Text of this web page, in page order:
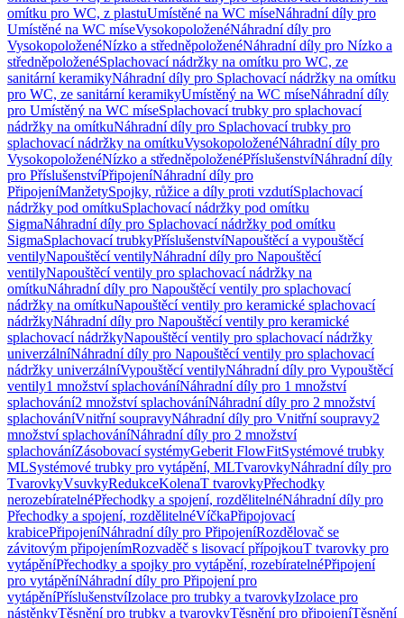
omítku pro WC, z plastuUmístěné na WC míseNáhradní díly pro
Umístěné na WC míseVysokopoloženéNáhradní díly pro
VysokopoloženéNízko a středněpoloženéNáhradní díly pro Nízko a
středněpoloženéSplachovací nádržky na omítku pro WC, ze
sanitární keramikyNáhradní díly pro Splachovací nádržky na omítku
pro WC, ze sanitární keramikyUmístěný na WC míseNáhradní díly
pro Umístěný na WC míseSplachovací trubky pro splachovací
nádržky na omítkuNáhradní díly pro Splachovací trubky pro
splachovací nádržky na omítkuVysokopoloženéNáhradní díly pro
VysokopoloženéNízko a středněpoloženéPříslušenstvíNáhradní díly
pro PříslušenstvíPřipojeníNáhradní díly pro
PřipojeníManžetySpojky, růžice a díly proti vzdutíSplachovací
nádržky pod omítkuSplachovací nádržky pod omítku
SigmaNáhradní díly pro Splachovací nádržky pod omítku
SigmaSplachovací trubkyPříslušenstvíNapouštěcí a vypouštěcí
ventilyNapouštěcí ventilyNáhradní díly pro Napouštěcí
ventilyNapouštěcí ventily pro splachovací nádržky na
omítkuNáhradní díly pro Napouštěcí ventily pro splachovací
nádržky na omítkuNapouštěcí ventily pro keramické splachovací
nádržkyNáhradní díly pro Napouštěcí ventily pro keramické
splachovací nádržkyNapouštěcí ventily pro splachovací nádržky
univerzálníNáhradní díly pro Napouštěcí ventily pro splachovací
nádržky univerzálníVypouštěcí ventilyNáhradní díly pro Vypouštěcí
ventily1 množství splachováníNáhradní díly pro 1 množství
splachování2 množství splachováníNáhradní díly pro 2 množství
splachováníVnitřní soupravyNáhradní díly pro Vnitřní soupravy2
množství splachováníNáhradní díly pro 2 množství
splachováníZásobovací systémyGeberit FlowFitSystémové trubky
MLSystémové trubky pro vytápění, MLTvarovkyNáhradní díly pro
TvarovkyVsuvkyRedukceKolenaT tvarovkyPřechodky
nerozebíratelnéPřechodky a spojení, rozdělitelnéNáhradní díly pro
Přechodky a spojení, rozdělitelnéVíčkaPřipojovací
krabicePřipojeníNáhradní díly pro PřipojeníRozdělovač se
závitovým připojenímRozvaděč s lisovací přípojkouT tvarovky pro
vytápěníPřechodky a spojky pro vytápění, rozebíratelnéPřipojení
pro vytápěníNáhradní díly pro Připojení pro
vytápěníPříslušenstvíIzolace pro trubky a tvarovkyIzolace pro
nástěnkyTěsnění pro trubky a tvarovkyTěsnění pro připojeníTěsnění